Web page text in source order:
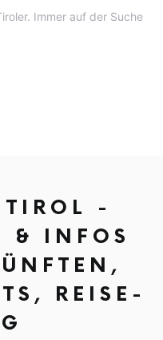
Immer auf der Suche
TIROL -
& INFOS
REISE-